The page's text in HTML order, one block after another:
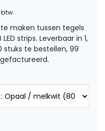
btw
maken tussen tegels
strips. Leverbaar in 1,
stuks te bestellen, 99